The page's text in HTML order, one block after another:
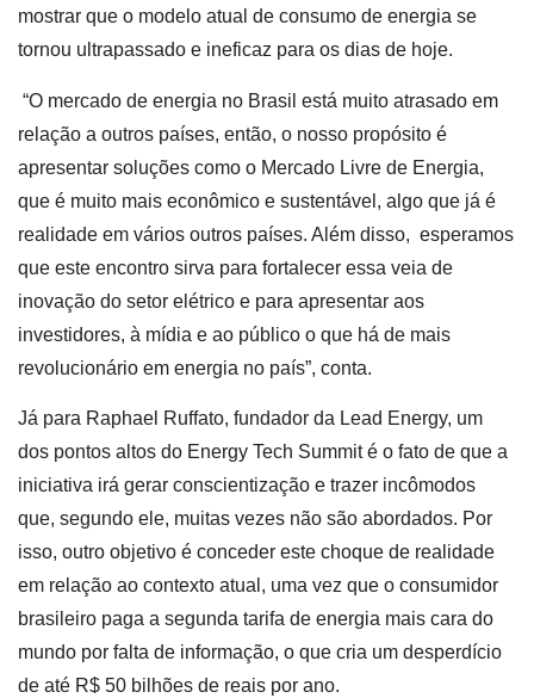
mostrar que o modelo atual de consumo de energia se
tornou ultrapassado e ineficaz para os dias de hoje.
“O mercado de energia no Brasil está muito atrasado em
relação a outros países, então, o nosso propósito é
apresentar soluções como o Mercado Livre de Energia,
que é muito mais econômico e sustentável, algo que já é
realidade em vários outros países. Além disso, esperamos
que este encontro sirva para fortalecer essa veia de
inovação do setor elétrico e para apresentar aos
investidores, à mídia e ao público o que há de mais
revolucionário em energia no país”, conta.
Já para Raphael Ruffato, fundador da Lead Energy, um
dos pontos altos do Energy Tech Summit é o fato de que a
iniciativa irá gerar conscientização e trazer incômodos
que, segundo ele, muitas vezes não são abordados. Por
isso, outro objetivo é conceder este choque de realidade
em relação ao contexto atual, uma vez que o consumidor
brasileiro paga a segunda tarifa de energia mais cara do
mundo por falta de informação, o que cria um desperdício
de até R$ 50 bilhões de reais por ano.